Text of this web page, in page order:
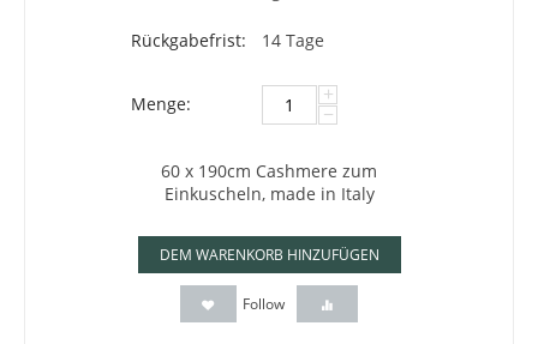
Rückgabefrist: 14 Tage
Menge: +
−
60 x 190cm Cashmere zum
Einkuscheln, made in Italy
DEM WARENKORB HINZUFÜGEN
Follow